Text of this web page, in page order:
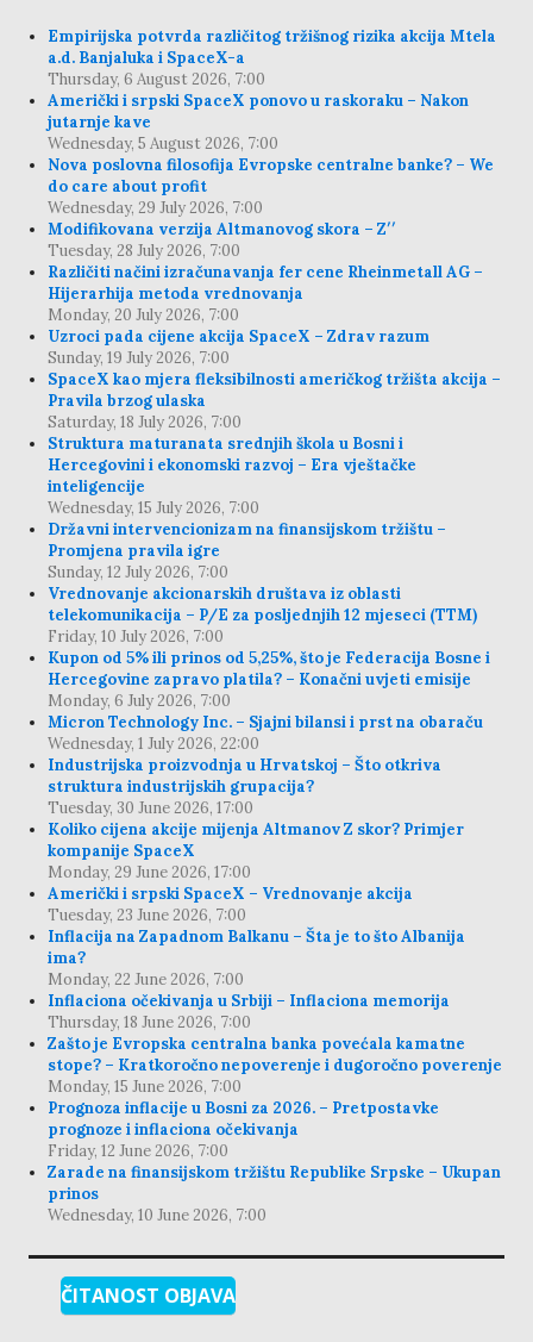
Empirijska potvrda različitog tržišnog rizika akcija Mtela
a.d. Banjaluka i SpaceX-a
Thursday, 6 August 2026, 7:00
Američki i srpski SpaceX ponovo u raskoraku – Nakon
jutarnje kave
Wednesday, 5 August 2026, 7:00
Nova poslovna filosofija Evropske centralne banke? – We
do care about profit
Wednesday, 29 July 2026, 7:00
Modifikovana verzija Altmanovog skora – Z′′
Tuesday, 28 July 2026, 7:00
Različiti načini izračunavanja fer cene Rheinmetall AG –
Hijerarhija metoda vrednovanja
Monday, 20 July 2026, 7:00
Uzroci pada cijene akcija SpaceX – Zdrav razum
Sunday, 19 July 2026, 7:00
SpaceX kao mjera fleksibilnosti američkog tržišta akcija –
Pravila brzog ulaska
Saturday, 18 July 2026, 7:00
Struktura maturanata srednjih škola u Bosni i
Hercegovini i ekonomski razvoj – Era vještačke
inteligencije
Wednesday, 15 July 2026, 7:00
Državni intervencionizam na finansijskom tržištu –
Promjena pravila igre
Sunday, 12 July 2026, 7:00
Vrednovanje akcionarskih društava iz oblasti
telekomunikacija – P/E za posljednjih 12 mjeseci (TTM)
Friday, 10 July 2026, 7:00
Kupon od 5% ili prinos od 5,25%, što je Federacija Bosne i
Hercegovine zapravo platila? – Konačni uvjeti emisije
Monday, 6 July 2026, 7:00
Micron Technology Inc. – Sjajni bilansi i prst na obaraču
Wednesday, 1 July 2026, 22:00
Industrijska proizvodnja u Hrvatskoj – Što otkriva
struktura industrijskih grupacija?
Tuesday, 30 June 2026, 17:00
Koliko cijena akcije mijenja Altmanov Z skor? Primjer
kompanije SpaceX
Monday, 29 June 2026, 17:00
Američki i srpski SpaceX – Vrednovanje akcija
Tuesday, 23 June 2026, 7:00
Inflacija na Zapadnom Balkanu – Šta je to što Albanija
ima?
Monday, 22 June 2026, 7:00
Inflaciona očekivanja u Srbiji – Inflaciona memorija
Thursday, 18 June 2026, 7:00
Zašto je Evropska centralna banka povećala kamatne
stope? – Kratkoročno nepoverenje i dugoročno poverenje
Monday, 15 June 2026, 7:00
Prognoza inflacije u Bosni za 2026. – Pretpostavke
prognoze i inflaciona očekivanja
Friday, 12 June 2026, 7:00
Zarade na finansijskom tržištu Republike Srpske – Ukupan
prinos
Wednesday, 10 June 2026, 7:00
ČITANOST OBJAVA